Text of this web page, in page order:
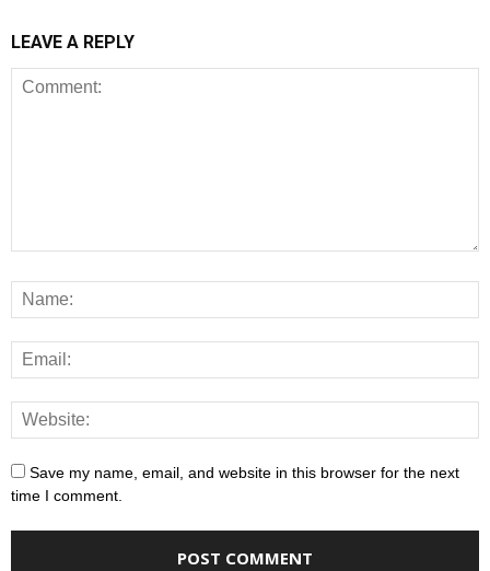
LEAVE A REPLY
Save my name, email, and website in this browser for the next
time I comment.